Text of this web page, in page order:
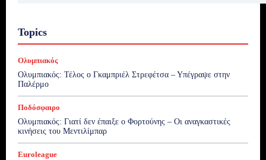
Topics
Ολυμπιακός
Ολυμπιακός: Τέλος ο Γκαμπριέλ Στρεφέτσα – Υπέγραψε στην
Παλέρμο
Ποδόσφαιρο
Ολυμπιακός: Γιατί δεν έπαιξε ο Φορτούνης – Οι αναγκαστικές
κινήσεις του Μεντιλίμπαρ
Euroleague